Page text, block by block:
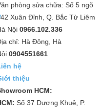
phòng sửa chữa: Số 5 ngõ
Xuân Đỉnh, Q. Bắc Từ Liêm
Nội 0966.102.336
chỉ: Hà Đông, Hà
0904551661
hệ
thiệu
HCM:
Số 37 Dương Khuê, P.